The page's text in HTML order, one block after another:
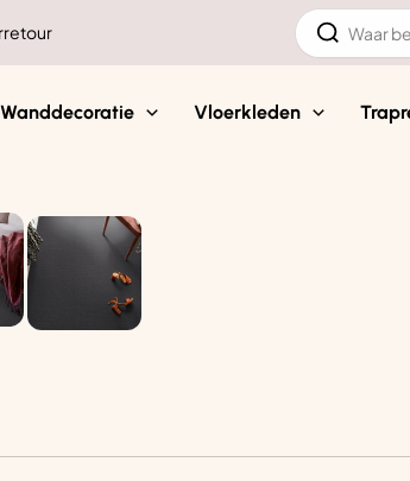
Zoeken
naar:
Wanddecoratie Vloerkleden